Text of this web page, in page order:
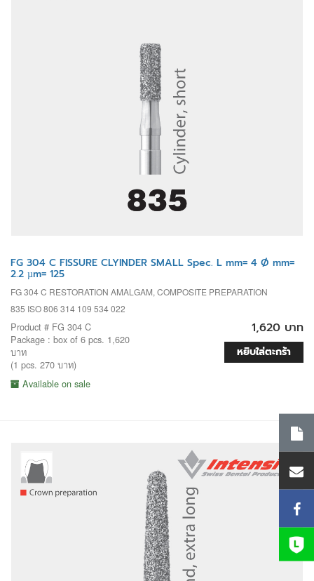
FG 304 C FISSURE CLYINDER SMALL Spec. L mm= 4 Ø mm=
2.2 µm= 125
FG 304 C RESTORATION AMALGAM, COMPOSITE PREPARATION
835 ISO 806 314 109 534 022
Product # FG 304 C
Package : box of 6 pcs. 1,620
บาท
(1 pcs. 270 บาท)
Available on sale
1,620 บาท
หยิบใส่ตะกร้า